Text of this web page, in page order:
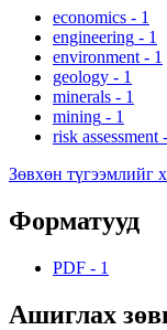
economics - 1
engineering - 1
environment - 1
geology - 1
minerals - 1
mining - 1
risk assessment -
Зөвхөн түгээмлийг
Форматууд
PDF - 1
Ашиглах